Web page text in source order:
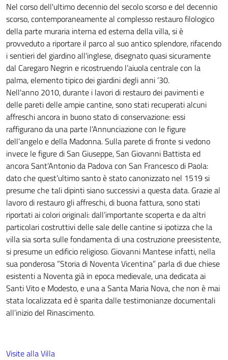
Nel corso dell'ultimo decennio del secolo scorso e del decennio
scorso, contemporaneamente al complesso restauro filologico
della parte muraria interna ed esterna della villa, si è
provveduto a riportare il parco al suo antico splendore, rifacendo
i sentieri del giardino all'inglese, disegnato quasi sicuramente
dal Caregaro Negrin e ricostruendo l’aiuola centrale con la
palma, elemento tipico dei giardini degli anni ’30.
Nell'anno 2010, durante i lavori di restauro dei pavimenti e
delle pareti delle ampie cantine, sono stati recuperati alcuni
affreschi ancora in buono stato di conservazione: essi
raffigurano da una parte l’Annunciazione con le figure
dell’angelo e della Madonna. Sulla parete di fronte si vedono
invece le figure di San Giuseppe, San Giovanni Battista ed
ancora Sant’Antonio da Padova con San Francesco di Paola:
dato che quest’ultimo santo è stato canonizzato nel 1519 si
presume che tali dipinti siano successivi a questa data. Grazie al
lavoro di restauro gli affreschi, di buona fattura, sono stati
riportati ai colori originali: dall’importante scoperta e da altri
particolari costruttivi delle sale delle cantine si ipotizza che la
villa sia sorta sulle fondamenta di una costruzione preesistente,
si presume un edificio religioso. Giovanni Mantese infatti, nella
sua ponderosa “Storia di Noventa Vicentina” parla di due chiese
esistenti a Noventa già in epoca medievale, una dedicata ai
Santi Vito e Modesto, e una a Santa Maria Nova, che non è mai
stata localizzata ed è sparita dalle testimonianze documentali
all’inizio del Rinascimento.
Visite alla Villa